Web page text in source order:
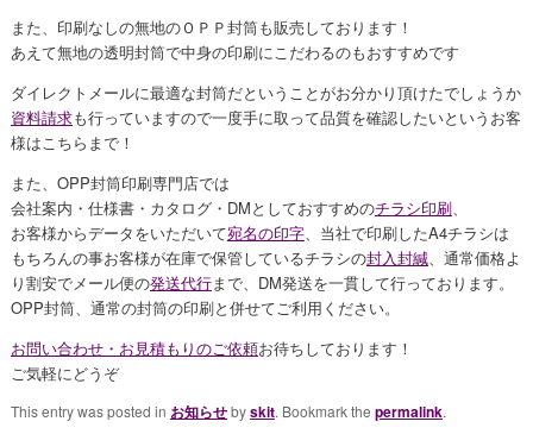
また、印刷なしの無地のＯＰＰ封筒も販売しております！
あえて無地の透明封筒で中身の印刷にこだわるのもおすすめです
ダイレクトメールに最適な封筒だということがお分かり頂けたでしょうか
資料請求も行っていますので一度手に取って品質を確認したいというお客
様はこちらまで！
また、OPP封筒印刷専門店では
会社案内・仕様書・カタログ・DMとしておすすめのチラシ印刷、
お客様からデータをいただいて宛名の印字、当社で印刷したA4チラシは
もちろんの事お客様が在庫で保管しているチラシの封入封緘、通常価格よ
り割安でメール便の発送代行まで、DM発送を一貫して行っております。
OPP封筒、通常の封筒の印刷と併せてご利用ください。
お問い合わせ・お見積もりのご依頼お待ちしております！
ご気軽にどうぞ
This entry was posted in お知らせbyskit. Bookmark the permalink.